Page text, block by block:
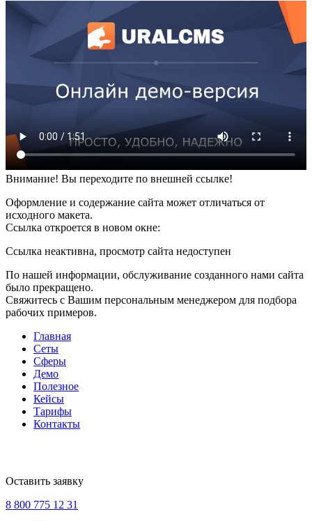
Внимание! Вы переходите по внешней ссылке!
Оформление и содержание сайта может отличаться от
исходного макета.
Ссылка откроется в новом окне:
Ссылка неактивна, просмотр сайта недоступен
По нашей информации, обслуживание созданного нами сайта
было прекращено.
Свяжитесь с Вашим персональным менеджером для подбора
рабочих примеров.
Главная
Сеты
Сферы
Демо
Полезное
Кейсы
Тарифы
Контакты
Оставить заявку
8 800 775 12 31